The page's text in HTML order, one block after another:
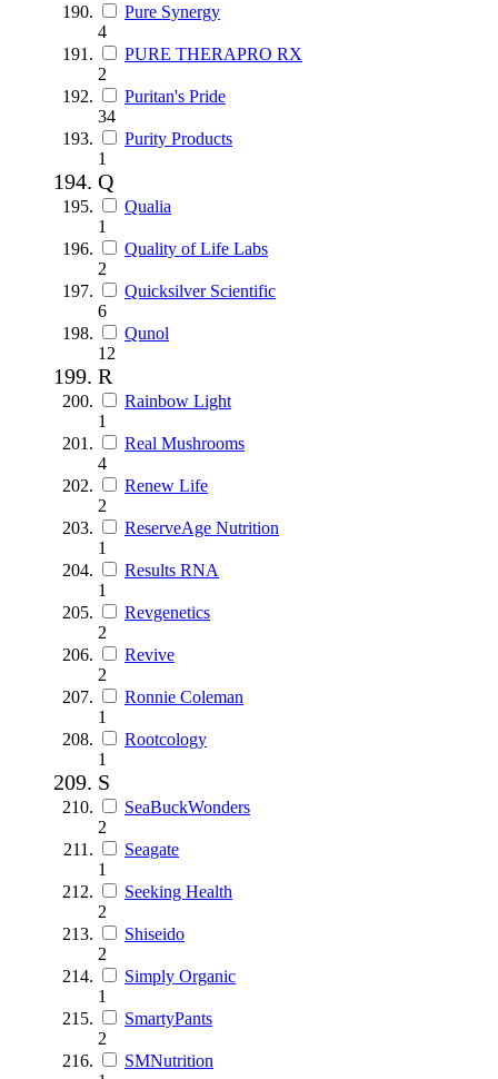
Pure Synergy
4
PURE THERAPRO RX
2
Puritan's Pride
34
Purity Products
1
Q
Qualia
1
Quality of Life Labs
2
Quicksilver Scientific
6
Qunol
12
R
Rainbow Light
1
Real Mushrooms
4
Renew Life
2
ReserveAge Nutrition
1
Results RNA
1
Revgenetics
2
Revive
2
Ronnie Coleman
1
Rootcology
1
S
SeaBuckWonders
2
Seagate
1
Seeking Health
2
Shiseido
2
Simply Organic
1
SmartyPants
2
SMNutrition